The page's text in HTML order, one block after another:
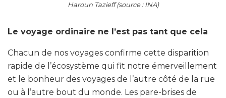
Haroun Tazieff (source : INA)
Le voyage ordinaire ne l’est pas tant que cela
Chacun de nos voyages confirme cette disparition
rapide de l’écosystème qui fit notre émerveillement
et le bonheur des voyages de l’autre côté de la rue
ou à l’autre bout du monde. Les pare-brises de